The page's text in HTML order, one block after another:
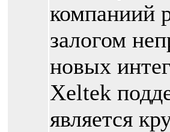
компаниий
залогом
новых
Xeltek
является